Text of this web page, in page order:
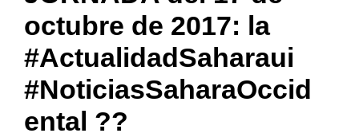
octubre de 2017: la
#ActualidadSaharaui
#NoticiasSaharaOccid
ental ??